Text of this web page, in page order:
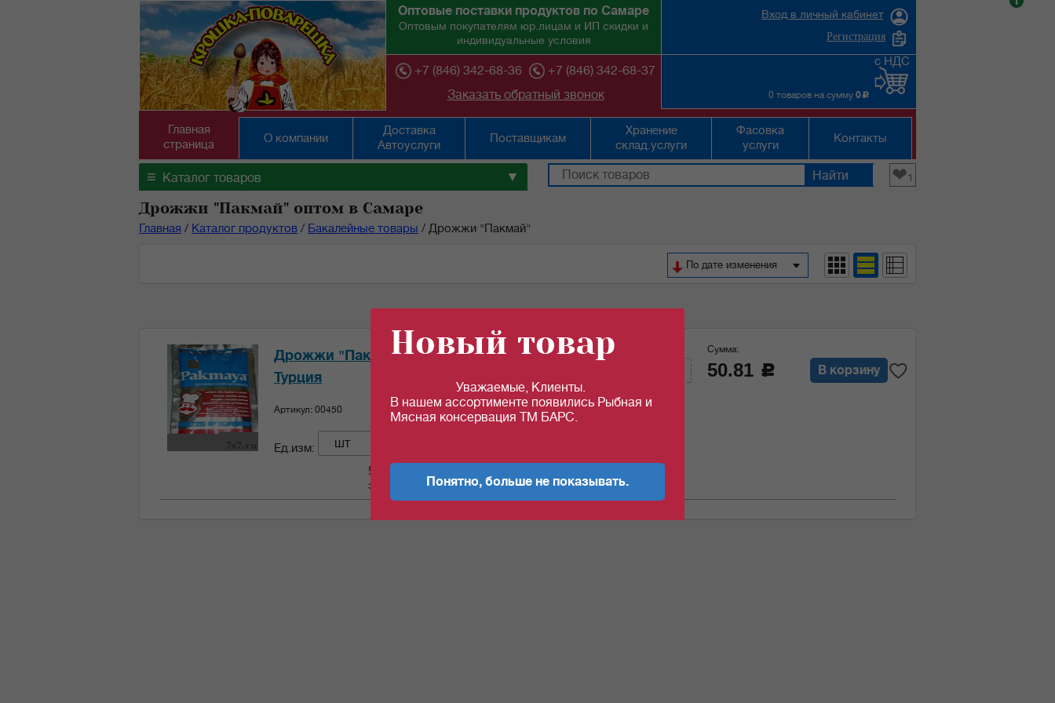
Оптовые поставки продуктов по Самаре
Оптовым покупателям юр.лицам и ИП скидки и
индивидуальные условия
+7 (846) 342-68-36
+7 (846) 342-68-37
Заказать обратный звонок
Вход в личный кабинет
Регистрация
0 товаров на сумму 0 c
с НДС
Главная
страница
О компании
Доставка
Автоуслуги
Поставщикам
Хранение
склад.услуги
Фасовка
услуги
Контакты
≡ Каталог товаров ▼ ❤1
Дрожжи "Пакмай" оптом в Самаре
Главная / Каталог продуктов / Бакалейные товары / Дрожжи "Пакмай"
По дате изменения
Дрожжи "Пакмай" 100 гр *40шт/уп
Турция
Артикул: 00450
Ед.изм: шт
50.81
за 1 шт
Кол-во (шт):
Кол-во (уп.)
Сумма:
50.81 c В корзину
Новый товар
Уважаемые, Клиенты.
В нашем ассортименте появились Рыбная и
Мясная консервация ТМ БАРС.
Понятно, больше не показывать.